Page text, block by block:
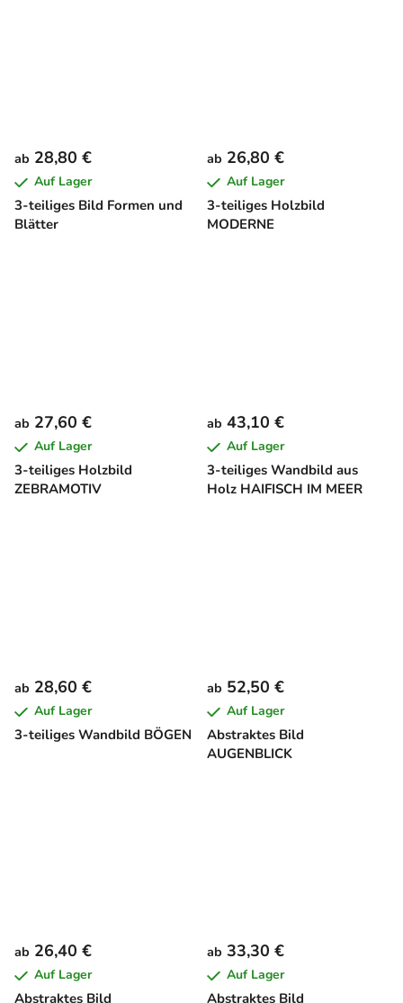
3-teiliges Bild Formen und
Blätter
ab 28,80 €
Auf Lager
3-teiliges Holzbild
MODERNE
ab 26,80 €
Auf Lager
3-teiliges Holzbild
ZEBRAMOTIV
ab 27,60 €
Auf Lager
3-teiliges Wandbild aus
Holz HAIFISCH IM MEER
ab 43,10 €
Auf Lager
3-teiliges Wandbild BÖGEN
ab 28,60 €
Auf Lager
Abstraktes Bild
AUGENBLICK
ab 52,50 €
Auf Lager
Abstraktes Bild
ab 26,40 €
Auf Lager
Abstraktes Bild
ab 33,30 €
Auf Lager